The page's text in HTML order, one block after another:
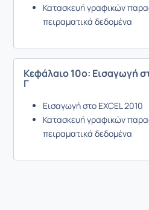
Κατασκευή γραφικών
πειραματικά δεδομένα
Κεφάλαιο 10ο: Εισαγωγή
Γ
Εισαγωγή στο EXCEL 2010
Κατασκευή γραφικών
πειραματικά δεδομένα